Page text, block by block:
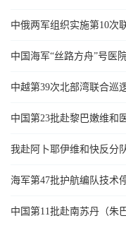
中俄两军组织实施第10次
中国海军“丝路方舟”号医
中越第39次北部湾联合巡
中国第23批赴黎巴嫩维和
我赴阿卜耶伊维和快反分
海军第47批护航编队技术
中国第11批赴南苏丹（朱